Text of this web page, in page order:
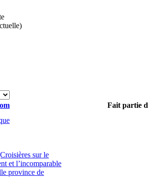
Fait partie
sur le
et l’incomparable
province de